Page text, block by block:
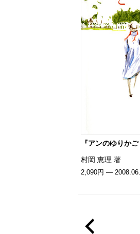
『アンのゆりか
村岡 恵理 著
2,090円 —